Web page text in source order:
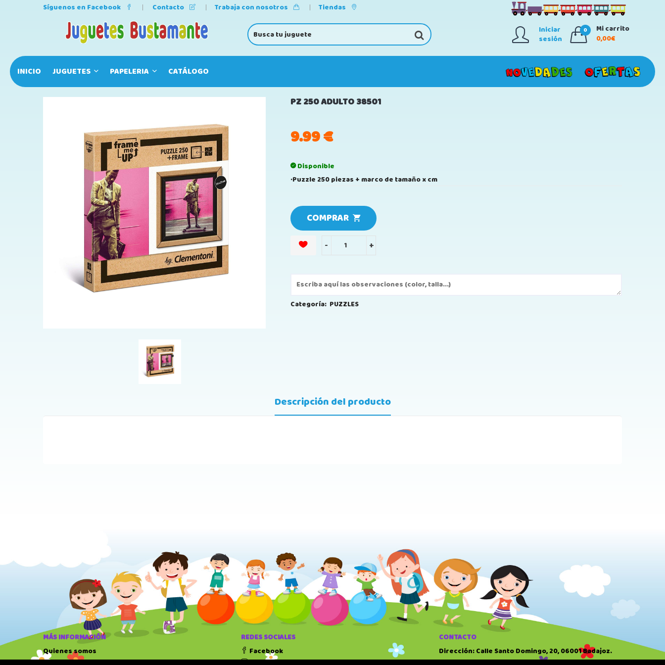
Síguenos en Facebook Contacto Trabaja con nosotros Tiendas
Iniciar
sesión
0
Mi carrito
0,00€
INICIO JUGUETES PAPELERIA CATÁLOGO
PZ 250 ADULTO 38501
9.99€
Disponible
·Puzzle 250 piezas + marco de tamaño x cm
COMPRAR
- +
Categoría: PUZZLES
Descripción del producto
MÁS INFORMACIÓN
Quienes somos
REDES SOCIALES
Facebook
CONTACTO
Dirección: Calle Santo Domingo, 20, 06001 Badajoz.